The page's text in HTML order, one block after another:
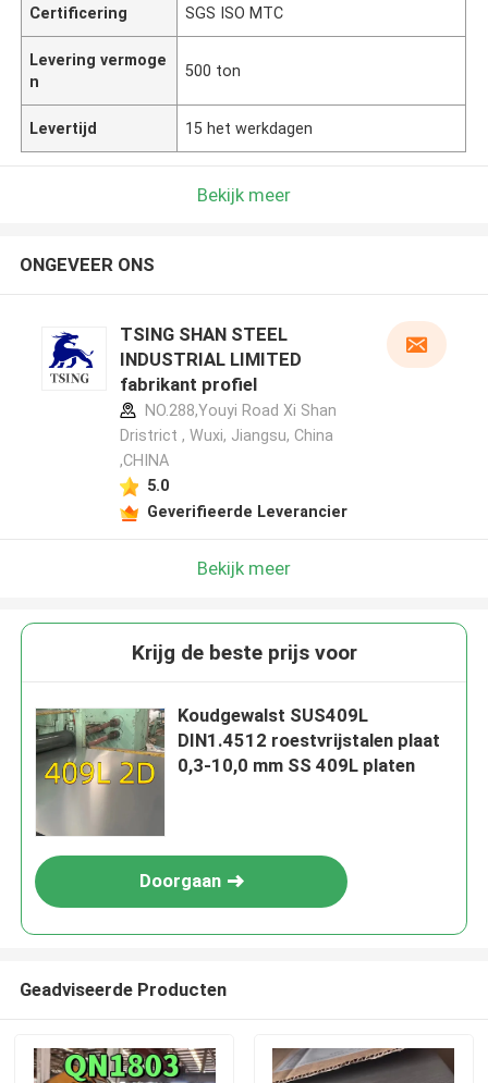
Certificering SGS ISO MTC
Levering vermoge
n
500 ton
Levertijd 15 het werkdagen
Bekijk meer
ONGEVEER ONS
TSING SHAN STEEL
INDUSTRIAL LIMITED
fabrikant profiel
NO.288,Youyi Road Xi Shan
Dristrict , Wuxi, Jiangsu, China
,CHINA
5.0
Geverifieerde Leverancier
Bekijk meer
Krijg de beste prijs voor
Koudgewalst SUS409L
DIN1.4512 roestvrijstalen plaat
0,3-10,0 mm SS 409L platen
Doorgaan
Geadviseerde Producten